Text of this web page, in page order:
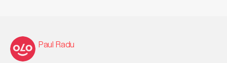
Paul Radu